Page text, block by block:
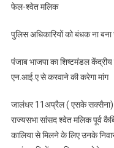
अपराधियों
सरक्षण
देने
चलते
पंजाब
की
फेल-श्वेत मलिक
पुलिस अधिकारियों को बंधक ना
पंजाब भाजपा का शिष्टमंडल
एन.आई.ए से करवाने की करेगा मांग
जालंधर 11अप्रैल ( एसके सक्सैना)
राज्यसभा सांसद श्वेत मलिक पूर्व
कालिया से मिलने के लिए उनके